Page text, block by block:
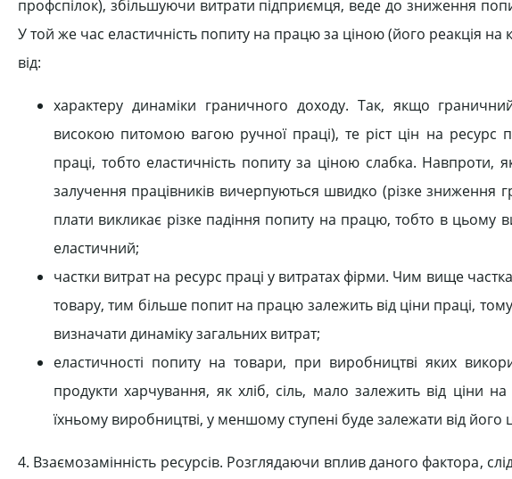
профспілок), збільшуючи витрати підприємця, веде до зниження
У той же час еластичність попиту на працю за ціною (його реакція
від:
характеру динаміки граничного доходу. Так, якщо
високою питомою вагою ручної праці), те ріст цін на ресурс
праці, тобто еластичність попиту за ціною слабка. Навпроти,
залучення працівників вичерпуються швидко (різке зниження
плати викликає різке падіння попиту на працю, тобто в цьому
еластичний;
частки витрат на ресурс праці у витратах фірми. Чим вище
товару, тим більше попит на працю залежить від ціни праці,
визначати динаміку загальних витрат;
еластичності попиту на товари, при виробництві яких
продукти харчування, як хліб, сіль, мало залежить від ціни
їхньому виробництві, у меншому ступені буде залежати від його
4. Взаємозамінність ресурсів. Розглядаючи вплив даного фактора,